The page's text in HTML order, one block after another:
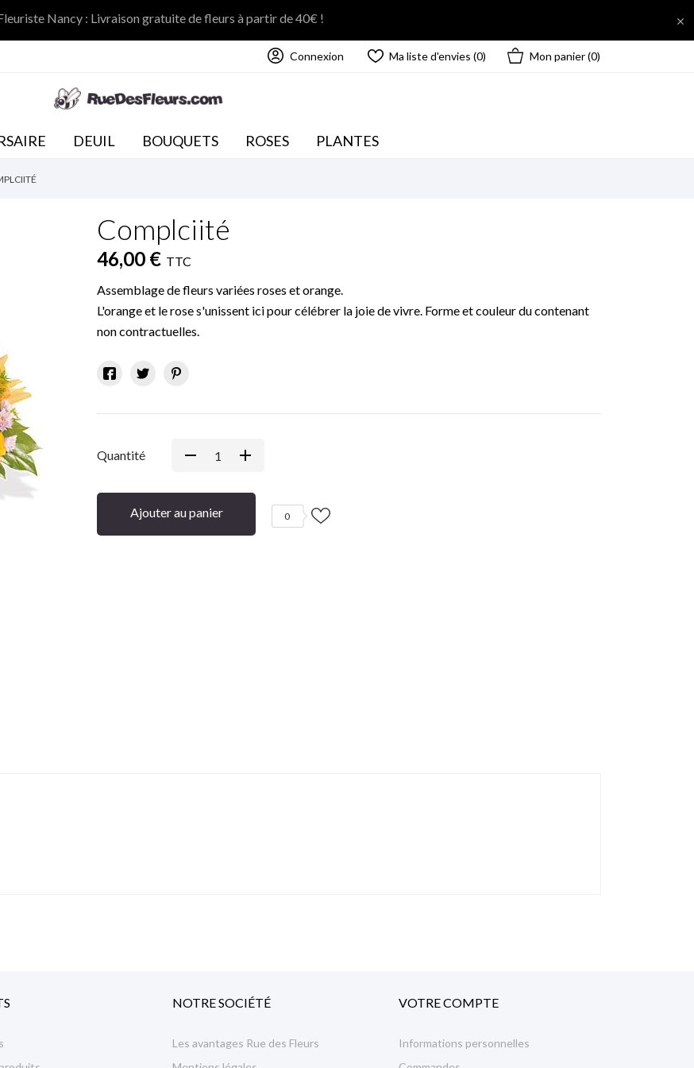
Nancy : Livraison gratuite de fleurs à partir de 40€ ! 
Connexion Ma liste d'envies (0) Mon panier(0)
DEUIL BOUQUETS ROSES PLANTES
Complciité
46,00 € TTC
Assemblage de fleurs variées roses et orange.
L'orange et le rose s'unissent ici pour célébrer la joie de vivre. Forme et couleur du contenant
non contractuelles.
Quantité
Ajouter au panier 0
NOTRE SOCIÉTÉ
Les avantages Rue des Fleurs
VOTRE COMPTE
Informations personnelles